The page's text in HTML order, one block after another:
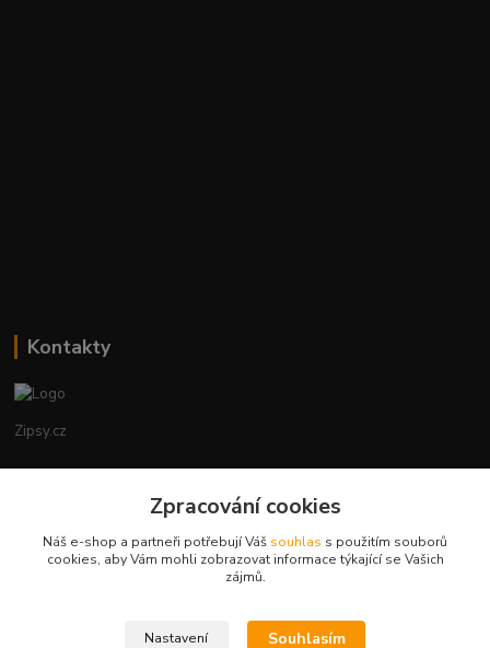
Kontakty
Zipsy.cz
+420774877333
obchod@zipsy.cz
Zpracování cookies
Náš e-shop a partneři potřebují Váš souhlas s použitím souborů
cookies, aby Vám mohli zobrazovat informace týkající se Vašich
zájmů.
Nastavení Souhlasím